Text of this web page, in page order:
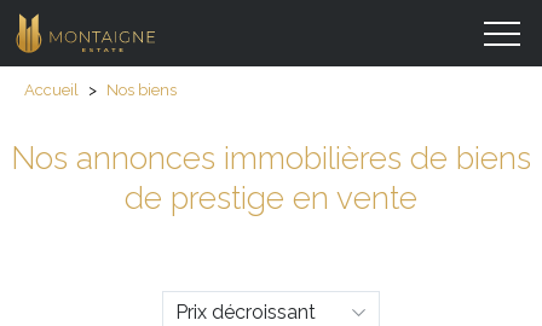
Accueil > Nos biens
Nos annonces immobilières de biens
de prestige en vente